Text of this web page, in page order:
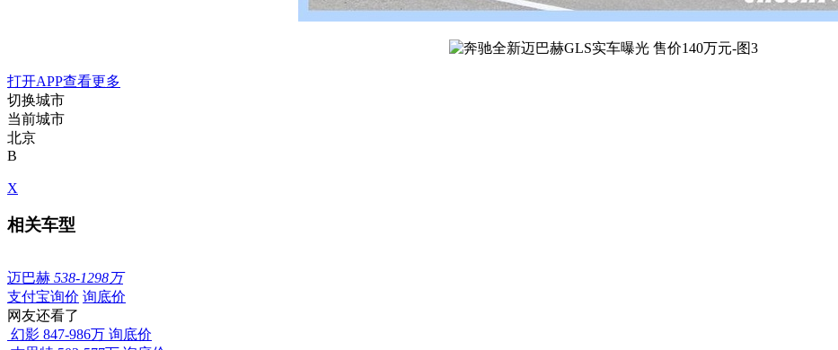
打开APP查看更多
切换城市
当前城市
北京
B
X
相关车型
迈巴赫 538-1298万
支付宝询价 询底价
网友还看了
幻影 847-986万 询底价